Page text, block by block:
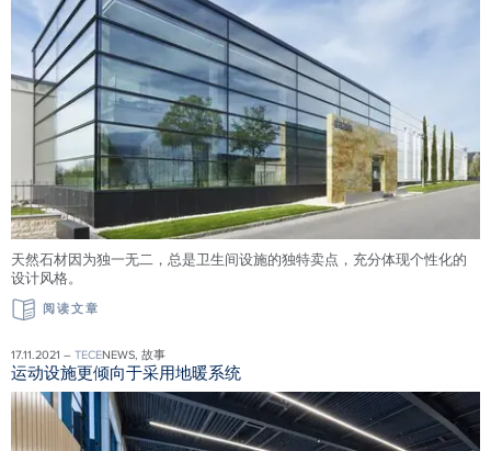
天然石材因为独一无二，总是卫生间设施的独特卖点，充分体现个性化的
设计风格。
阅读文章
17.11.2021 – TECENEWS, 故事
运动设施更倾向于采用地暖系统